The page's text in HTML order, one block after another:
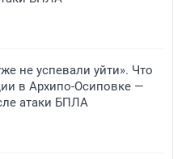
не успевали уйти». Что
в Архипо-Осиповке —
атаки БПЛА